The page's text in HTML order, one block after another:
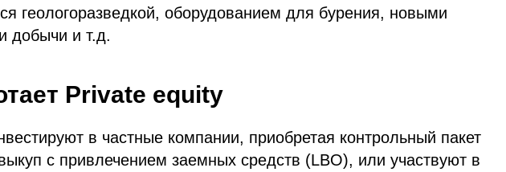
геологоразведкой, оборудованием для бурения, новыми
добычи и т.д.
Private equity
в частные компании, приобретая контрольный пакет
с привлечением заемных средств (LBO), или участвуют в